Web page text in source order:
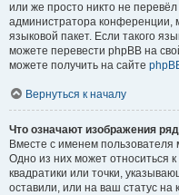
или же просто никто не
администратора конференции,
языковой пакет. Если такого
можете перевести phpBB на
можете получить на сайте
Вернуться к началу
Что означают изображения
Вместе с именем пользователя
Одно из них может относиться
квадратики или точки,
оставили, или на ваш статус